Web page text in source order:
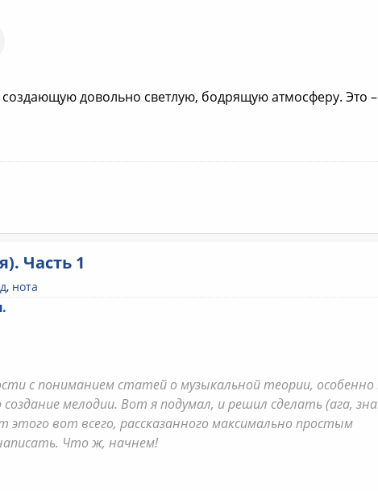
довольно светлую, бодрящую атмосферу. Это –
Часть 1
, нота
с пониманием статей о музыкальной теории, особенно
мелодии. Вот я подумал, и решил сделать (ага,
этого вот всего, рассказанного максимально простым
Что ж, начнем!